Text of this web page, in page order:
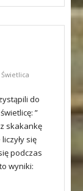
Świetlica
do
”
skakankę
się
podczas
wyniki: